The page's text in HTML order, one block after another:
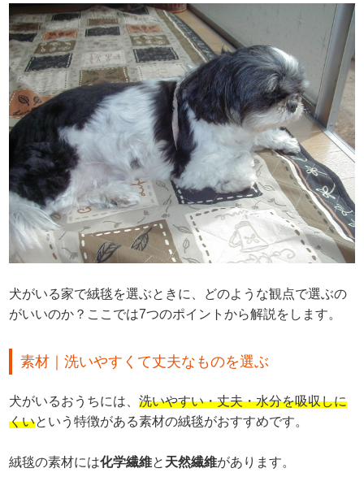
犬がいる家で絨毯を選ぶときに、どのような観点で選ぶの
がいいのか？ここでは7つのポイントから解説をします。
素材｜洗いやすくて丈夫なものを選ぶ
犬がいるおうちには、洗いやすい・丈夫・水分を吸収しに
くいという特徴がある素材の絨毯がおすすめです。
絨毯の素材には化学繊維と 天然繊維があります。